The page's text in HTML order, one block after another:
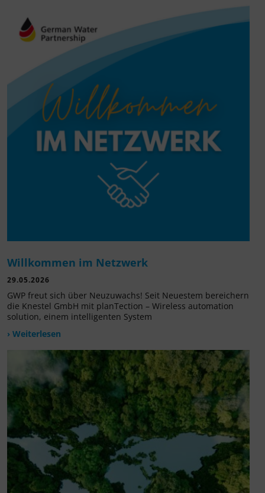
Willkommen im Netzwerk
29.05.2026
GWP freut sich über Neuzuwachs! Seit Neuestem bereichern
die Knestel GmbH mit planTection – Wireless automation
solution, einem intelligenten System
› Weiterlesen